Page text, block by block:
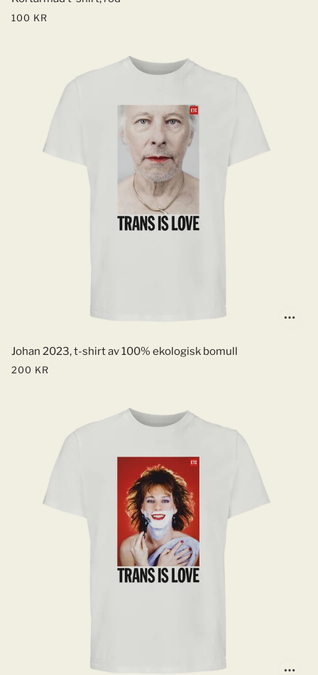
100 KR
Johan 2023, t-shirt av 100% ekologisk bomull
200 KR